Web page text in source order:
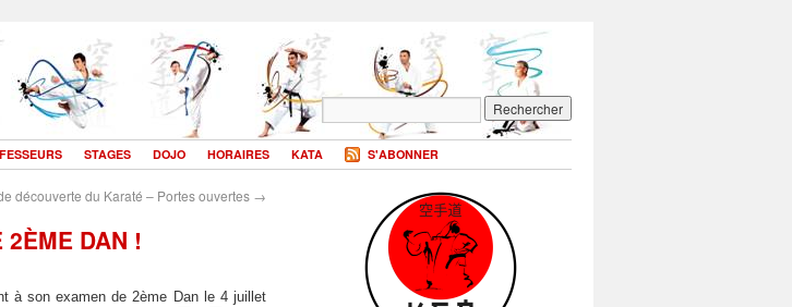
STAGES DOJO HORAIRES KATA S'ABONNER
découverte du Karaté – Portes ouvertes →
2ÈME DAN !
à son examen de 2ème Dan le 4 juillet